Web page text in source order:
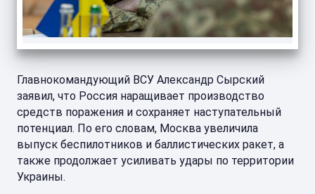
Главнокомандующий ВСУ Александр Сырский
заявил, что Россия наращивает производство
средств поражения и сохраняет наступательный
потенциал. По его словам, Москва увеличила
выпуск беспилотников и баллистических ракет, а
также продолжает усиливать удары по территории
Украины.